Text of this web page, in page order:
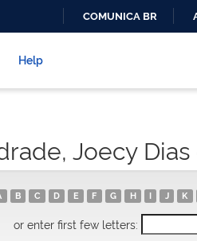
COMUNICA BR
Help
Joecy
B C D E F G H J K
or enter first few letters: